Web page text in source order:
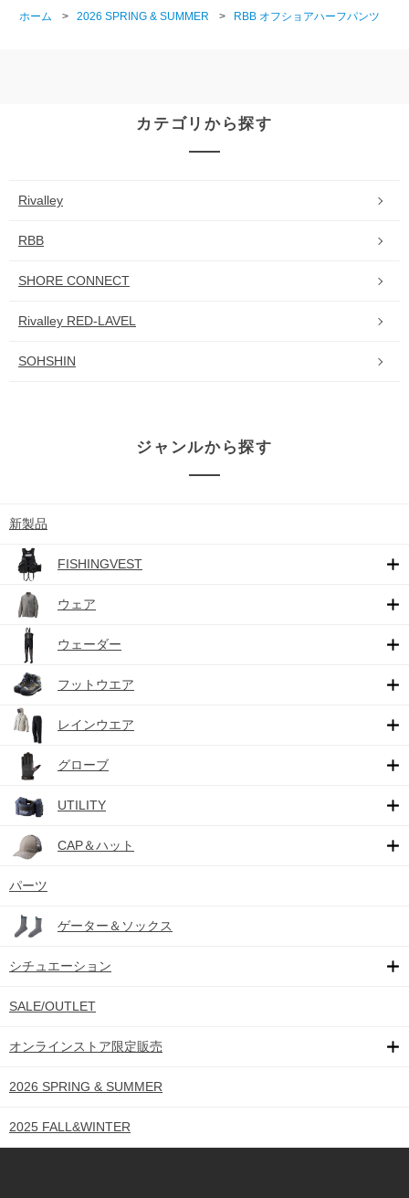
ホーム > 2026 SPRING & SUMMER > RBB オフショアハーフパンツ
カテゴリから探す
Rivalley
RBB
SHORE CONNECT
Rivalley RED-LAVEL
SOHSHIN
ジャンルから探す
新製品
FISHINGVEST
ウェア
ウェーダー
フットウエア
レインウエア
グローブ
UTILITY
CAP＆ハット
パーツ
ゲーター＆ソックス
シチュエーション
SALE/OUTLET
オンラインストア限定販売
2026 SPRING & SUMMER
2025 FALL&WINTER